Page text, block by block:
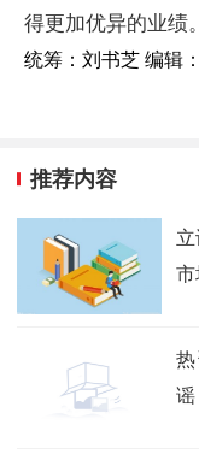
得更加优异的业绩。
统筹：刘书芝 编辑
推荐内容
市
谣